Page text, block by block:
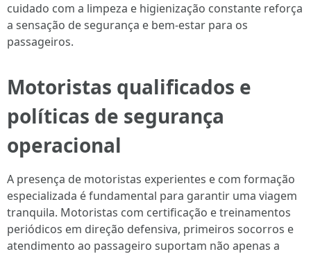
cuidado com a limpeza e higienização constante reforça
a sensação de segurança e bem-estar para os
passageiros.
Motoristas qualificados e
políticas de segurança
operacional
A presença de motoristas experientes e com formação
especializada é fundamental para garantir uma viagem
tranquila. Motoristas com certificação e treinamentos
periódicos em direção defensiva, primeiros socorros e
atendimento ao passageiro suportam não apenas a